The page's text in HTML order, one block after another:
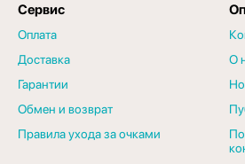
Сервис
Оплата
Доставка
Гарантии
Обмен и возврат
Правила ухода за очками
О